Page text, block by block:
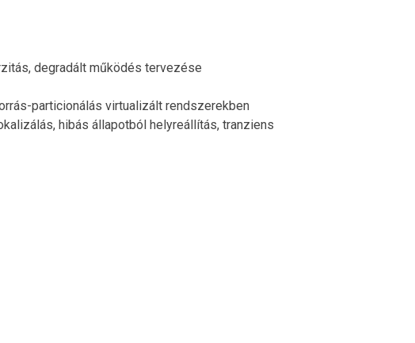
degradált működés tervezése
particionálás virtualizált rendszerekben
hibás állapotból helyreállítás, tranziens